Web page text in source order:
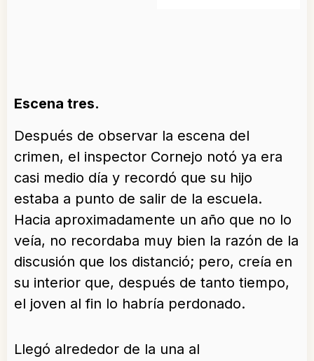
Escena tres.
Después de observar la escena del
crimen, el inspector Cornejo notó ya era
casi medio día y recordó que su hijo
estaba a punto de salir de la escuela.
Hacia aproximadamente un año que no lo
veía, no recordaba muy bien la razón de la
discusión que los distanció; pero, creía en
su interior que, después de tanto tiempo,
el joven al fin lo habría perdonado.
Llegó alrededor de la una al